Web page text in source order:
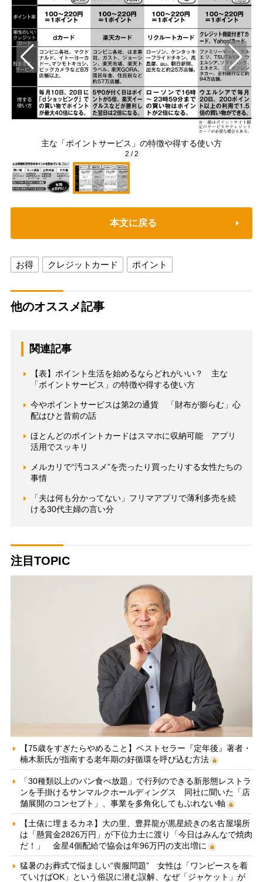
主な「ポイントサービス」の特徴や得する使い方
2 /2
本文に戻る
お得 クレジットカード ポイント
他のオススメ記事
関連記事
【表】ポイント生活を始めるならどれがいい？ 主な
「ポイントサービス」の特徴や得する使い方
今やポイントサービスは第2の通貨 「財布が膨らむ」心
配はひと昔前の話
ほとんどのポイントカードはスマホに収納可能 アプリ
活用でスッキリ
メルカリで“汚コスメ”を売ったり買ったりする女性たちの
事情
「夫は何も分かってない」フリマアプリで薄利多売を続
ける30代主婦の言い分
注目TOPIC
【75歳をすぎたらやめること】ベストセラー『定年後』著者・
楠木新氏が指南する老年期の好循環を呼び込む方法
「30種類以上のパン食べ放題」で行列のできる新形態レストラ
ンを手掛けるサンマルクホールディングス 同社に聞いた「店
舗展開のコンセプト」、事業を多角化してもぶれない軸
【土俵に埋まるカネ】大の里、豊昇龍が黒星続きの名古屋場所
は「懸賞金2826万円」が下位力士に渡り「今日はみんなで焼肉
だ！」 金星4個配給で協会は年96万円の支出増に
猛暑のお葬式で悩ましい“喪服問題” 女性は「ワンピースを着
ていけばOK」という俗説に潜む誤解、なぜ「ジャケット」が